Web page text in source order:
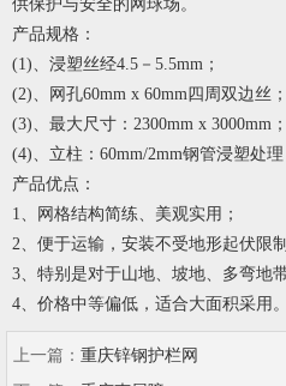
供保护与安全的网球场。
产品规格：
(1)、浸塑丝经4.5－5.5mm；
(2)、网孔60mm x 60mm四周双边丝；
(3)、最大尺寸：2300mm x 3000mm；
(4)、立柱：60mm/2mm钢管浸塑处理
产品优点：
1、网格结构简练、美观实用；
2、便于运输，安装不受地形起伏限制
3、特别是对于山地、坡地、多弯地
4、价格中等偏低，适合大面积采用。
上一篇： 重庆锌钢护栏网